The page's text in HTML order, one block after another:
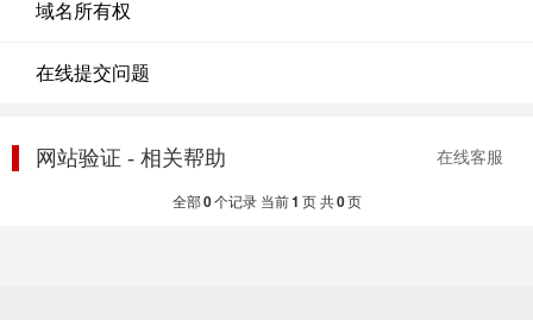
域名所有权
在线提交问题
网站验证 - 相关帮助 在线客服
全部0个记录 当前1 页 共0页